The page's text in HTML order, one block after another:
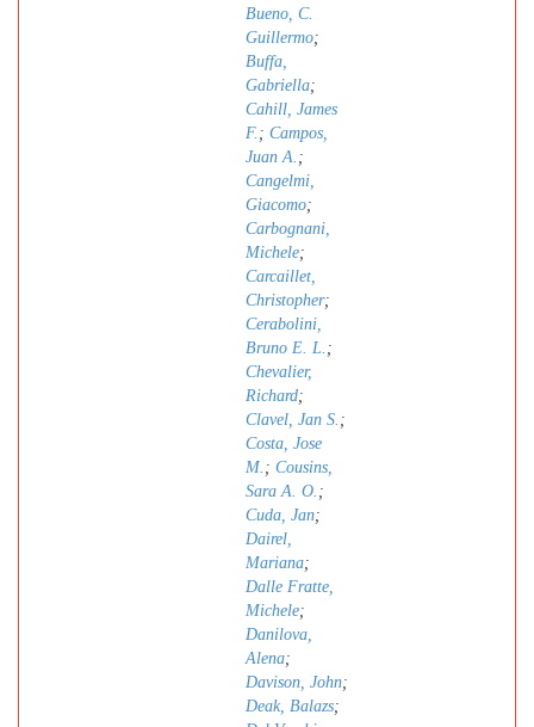
Bueno, C.
Guillermo;
Buffa,
Gabriella;
Cahill, James
F. ; Campos,
Juan A. ;
Cangelmi,
Giacomo;
Carbognani,
Michele;
Carcaillet,
Christopher;
Cerabolini,
Bruno E. L. ;
Chevalier,
Richard;
Clavel, Jan S. ;
Costa, Jose
M. ; Cousins,
Sara A. O. ;
Cuda, Jan;
Dairel,
Mariana;
Dalle Fratte,
Michele;
Danilova,
Alena;
Davison, John;
Deak, Balazs;